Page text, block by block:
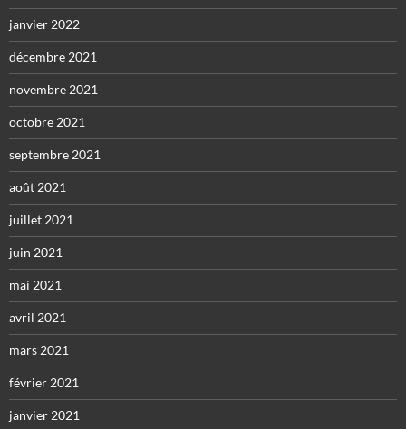
janvier 2022
décembre 2021
novembre 2021
octobre 2021
septembre 2021
août 2021
juillet 2021
juin 2021
mai 2021
avril 2021
mars 2021
février 2021
janvier 2021